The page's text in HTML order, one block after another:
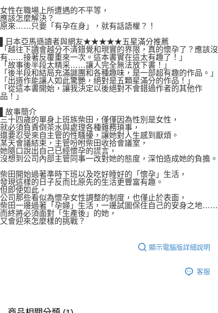
女性在職場上所遭遇的不平等，
應該怎麼解決？
原來……只要「有孕在身」，就有話語權？！
▌日本亞馬遜讀者與網友★★★★★五星滿分推薦
「越往下讀會越分不清錯覺和現實的界限，真的懷孕了？應該沒
有……接著反覆重來一次。這本書實在這太有趣了！」
「故事後半段太精采……讓人完全無法放下書！」
「後半段和結局充滿謎團和各種趣味，是一部超有趣的作品。」
「出道作能讓人如此驚艷，絕對是五顆星滿分的作品！」
「從這本書開始，讓我決定以後絕對不會錯過作者的其他作
品！」
▌故事簡介
三十四歲的單身上班族柴田，僅僅因為性別是女性，
就必須負責倒茶水與處理各種雜務瑣事，
還要忍受來自主管的性騷擾，讓她對人生感到厭煩。
某天會議結束，主管吩咐柴田收拾會議室，
她隨口說出自己已經懷孕的謊言，
沒想到公司內部主管同事一改對她的態度，深怕造成她的負擔。
柴田開始過著準時下班以及吃好睡好的「懷孕」生活，
發現這樣的日子反而比原先的生活更豐富有趣。
但即使如此，
公司那些看似為懷孕女性調整的制度，也僅止於表面，
柴田一邊過著「孕婦」生活，一邊試圖保住自己的安身之地……
而終將必須面對「生產後」的她，
又會迎來怎麼樣的挑戰？
顯示電腦版詳細說明
客服